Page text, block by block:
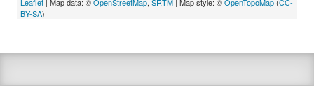
BY-SA)